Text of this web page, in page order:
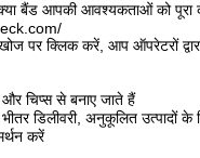
बैंड आपकी आवश्यकताओं को
पर क्लिक करें, आप ऑपरेटरों
और चिप्स से बनाए जाते हैं
डिलीवरी, अनुकूलित उत्पादों के
करें